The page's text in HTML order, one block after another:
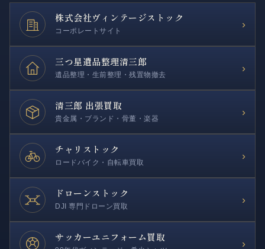
株式会社ヴィンテージストック
コーポレートサイト
›
三つ星遺品整理清三郎
遺品整理・生前整理・残置物撤去
›
清三郎 出張買取
貴金属・ブランド・骨董・楽器
›
チャリストック
ロードバイク・自転車買取
›
ドローンストック
DJI 専門ドローン買取
›
サッカーユニフォーム買取
›